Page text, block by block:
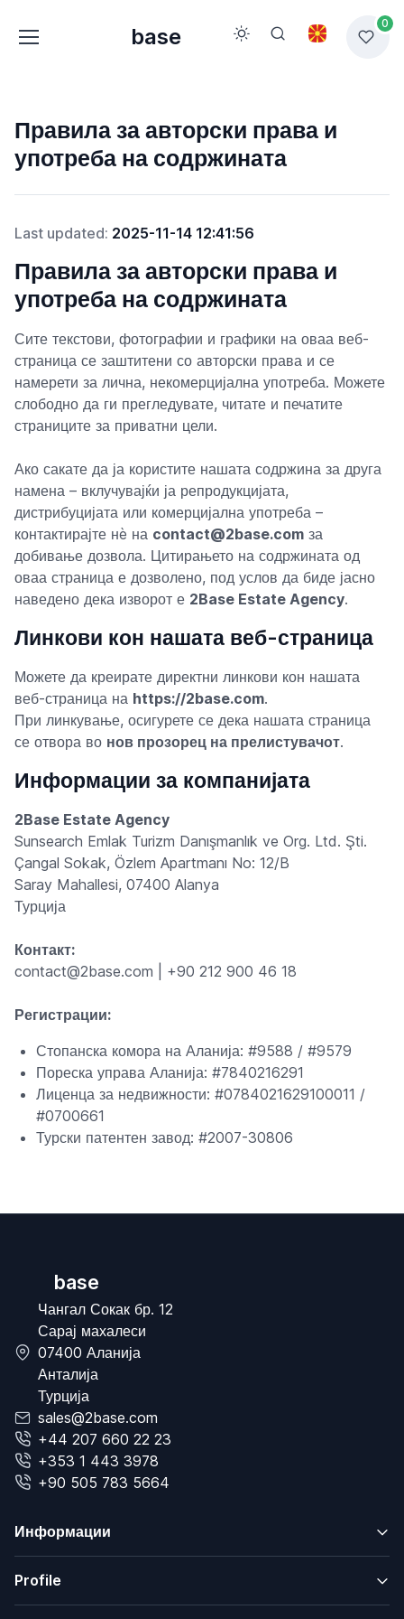
base
0
Правила за авторски права и
употреба на содржината
Last updated: 2025-11-14 12:41:56
Правила за авторски права и
употреба на содржината
Сите текстови, фотографии и графики на оваа веб-
страница се заштитени со авторски права и се
намерети за лична, некомерцијална употреба. Можете
слободно да ги прегледувате, читате и печатите
страниците за приватни цели.
Ако сакате да ја користите нашата содржина за друга
намена – вклучувајќи ја репродукцијата,
дистрибуцијата или комерцијална употреба –
контактирајте нè на contact@2base.com за
добивање дозвола. Цитирањето на содржината од
оваа страница е дозволено, под услов да биде јасно
наведено дека изворот е 2Base Estate Agency.
Линкови кон нашата веб-страница
Можете да креирате директни линкови кон нашата
веб-страница на https://2base.com.
При линкување, осигурете се дека нашата страница
се отвора во нов прозорец на прелистувачот.
Информации за компанијата
2Base Estate Agency
Sunsearch Emlak Turizm Danışmanlık ve Org. Ltd. Şti.
Çangal Sokak, Özlem Apartmanı No: 12/B
Saray Mahallesi, 07400 Alanya
Турција
Контакт:
contact@2base.com | +90 212 900 46 18
Регистрации:
Стопанска комора на Аланија: #9588 / #9579
Пореска управа Аланија: #7840216291
Лиценца за недвижности: #0784021629100011 /
#0700661
Турски патентен завод: #2007-30806
base
Чангал Сокак бр. 12
Сарај махалеси
07400 Аланија
Анталија
Турција
sales@2base.com
+44 207 660 22 23
+353 1 443 3978
+90 505 783 5664
Информации
Profile